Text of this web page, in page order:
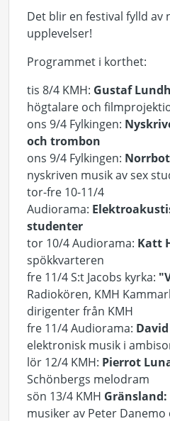
Det blir en festival fylld av
upplevelser!
Programmet i korthet:
tis 8/4 KMH: Gustaf
högtalare och
ons 9/4 Fylkingen:
och trombon
ons 9/4 Fylkingen:
nyskriven musik av sex
tor-fre 10-11/4
Audiorama:
studenter
tor 10/4 Audiorama: Katt
spökkvarteren
fre 11/4 S:t Jacobs kyrka:
Radiokören, KMH
dirigenter från KMH
fre 11/4 Audiorama:
elektronisk musik i
lör 12/4 KMH: Pierrot
Schönbergs melodram
sön 13/4 KMH Gränsland:
musiker av Peter Danemo